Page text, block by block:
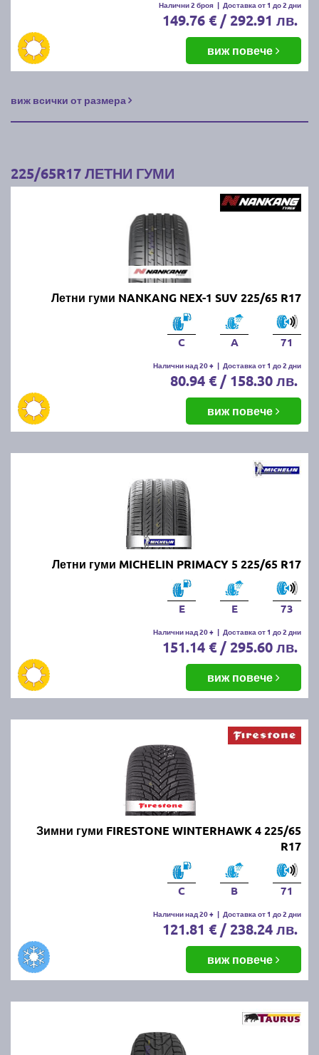
Налични 2 броя | Доставка от 1 до 2 дни
149.76 € / 292.91 лв.
виж повече
виж всички от размера
225/65R17 ЛЕТНИ ГУМИ
Летни гуми NANKANG NEX-1 SUV 225/65 R17
C A 71
Налични над 20 + | Доставка от 1 до 2 дни
80.94 € / 158.30 лв.
виж повече
Летни гуми MICHELIN PRIMACY 5 225/65 R17
E E 73
Налични над 20 + | Доставка от 1 до 2 дни
151.14 € / 295.60 лв.
виж повече
Зимни гуми FIRESTONE WINTERHAWK 4 225/65
R17
C B 71
Налични над 20 + | Доставка от 1 до 2 дни
121.81 € / 238.24 лв.
виж повече